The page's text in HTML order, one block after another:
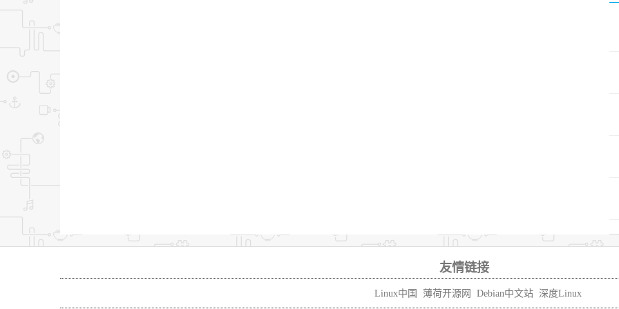
友情链接
Linux中国 薄荷开源网 Debian中文站 深度Linux